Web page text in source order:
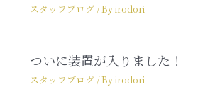
スタッフブログ/ Byirodori
ついに装置が入りました！
スタッフブログ/ Byirodori